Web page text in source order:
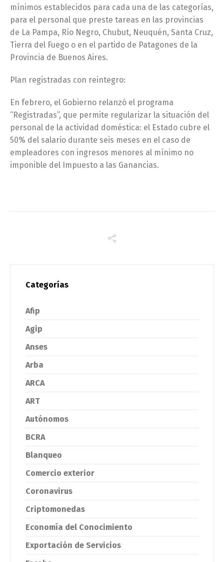
mínimos establecidos para cada una de las categorías,
para el personal que preste tareas en las provincias
de La Pampa, Río Negro, Chubut, Neuquén, Santa Cruz,
Tierra del Fuego o en el partido de Patagones de la
Provincia de Buenos Aires.
Plan registradas con reintegro:
En febrero, el Gobierno relanzó el programa
“Registradas”, que permite regularizar la situación del
personal de la actividad doméstica: el Estado cubre el
50% del salario durante seis meses en el caso de
empleadores con ingresos menores al mínimo no
imponible del Impuesto a las Ganancias.
Categorías
Afip
Agip
Anses
Arba
ARCA
ART
Autónomos
BCRA
Blanqueo
Comercio exterior
Coronavirus
Criptomonedas
Economía del Conocimiento
Exportación de Servicios